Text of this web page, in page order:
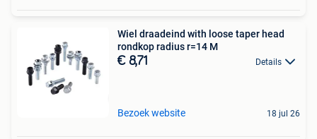
Wiel draadeind with loose taper head
rondkop radius r=14 M
€ 8,71 Details
Bezoek website 18 jul 26